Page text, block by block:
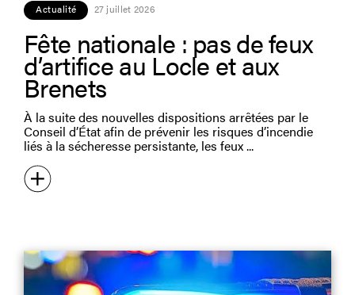
Actualité 27 juillet 2026
Fête nationale : pas de feux
d’artifice au Locle et aux
Brenets
À la suite des nouvelles dispositions arrêtées par le
Conseil d’État afin de prévenir les risques d’incendie
liés à la sécheresse persistante, les feux